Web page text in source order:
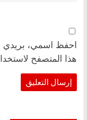
احفظ اسمي، بريدي
هذا المتصفح